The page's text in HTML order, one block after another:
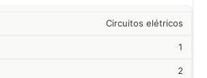
Circuitos elétricos
1
2